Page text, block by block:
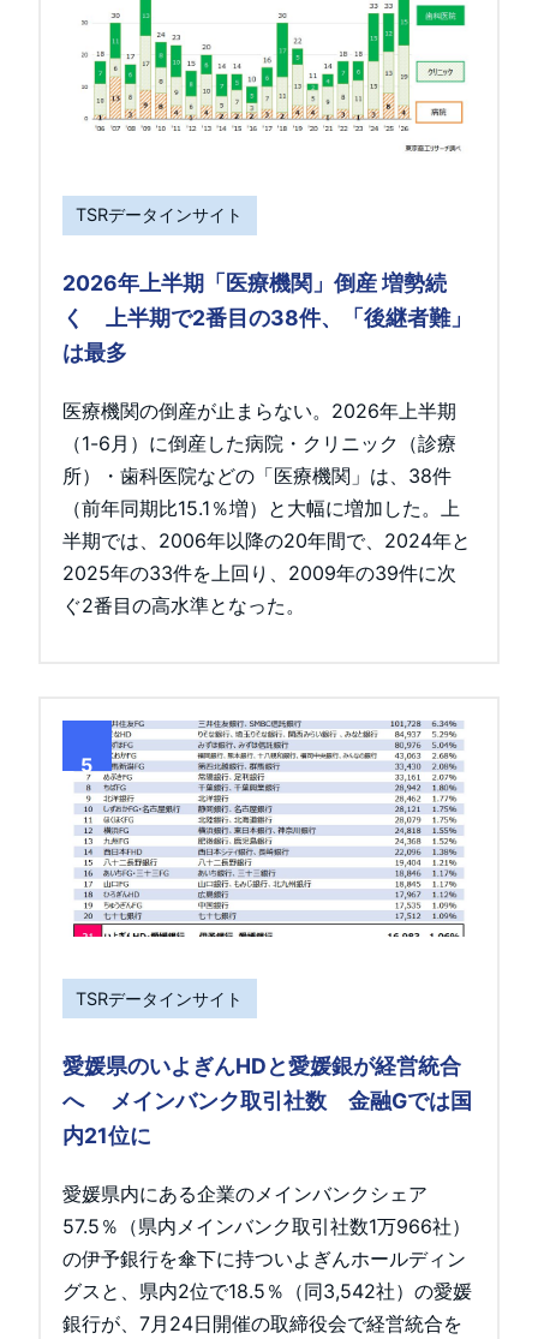
TSRデータインサイト
2026年上半期「医療機関」倒産 増勢続
く 上半期で2番目の38件、「後継者難」
は最多
医療機関の倒産が止まらない。2026年上半期
（1-6月）に倒産した病院・クリニック（診療
所）・歯科医院などの「医療機関」は、38件
（前年同期比15.1％増）と大幅に増加した。上
半期では、2006年以降の20年間で、2024年と
2025年の33件を上回り、2009年の39件に次
ぐ2番目の高水準となった。
5
TSRデータインサイト
愛媛県のいよぎんHDと愛媛銀が経営統合
へ メインバンク取引社数 金融Gでは国
内21位に
愛媛県内にある企業のメインバンクシェア
57.5％（県内メインバンク取引社数1万966社）
の伊予銀行を傘下に持ついよぎんホールディン
グスと、県内2位で18.5％（同3,542社）の愛媛
銀行が、7月24日開催の取締役会で経営統合を